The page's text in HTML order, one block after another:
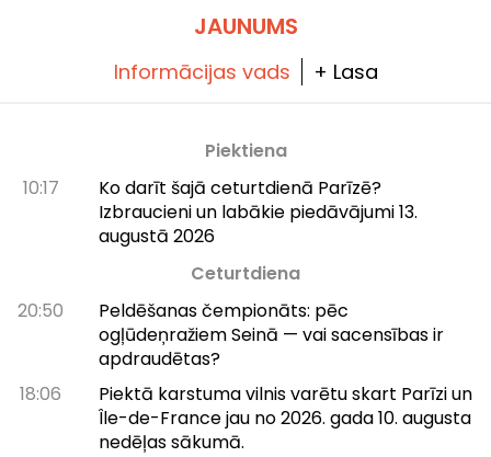
JAUNUMS
Informācijas vads + Lasa
Piektiena
10:17
Ko darīt šajā ceturtdienā Parīzē?
Izbraucieni un labākie piedāvājumi 13.
augustā 2026
Ceturtdiena
20:50
Peldēšanas čempionāts: pēc
ogļūdeņražiem Seinā — vai sacensības ir
apdraudētas?
18:06
Piektā karstuma vilnis varētu skart Parīzi un
Île-de-France jau no 2026. gada 10. augusta
nedēļas sākumā.